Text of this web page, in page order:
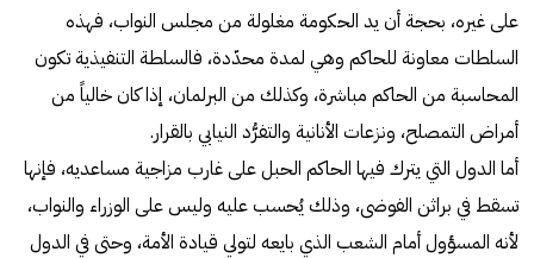
على غيره، بحجة أن يد الحكومة مغلولة من مجلس النواب، فهذه
السلطات معاونة للحاكم وهي لمدة محدّدة، فالسلطة التنفيذية تكون
المحاسبة من الحاكم مباشرة، وكذلك من البرلمان، إذا كان خالياً من
أمراض التمصلح، ونزعات الأنانية والتفرُّد النيابي بالقرار.
أما الدول التي يترك فيها الحاكم الحبل على غارب مزاجية مساعديه، فإنها
تسقط في براثن الفوضى، وذلك يُحسب عليه وليس على الوزراء والنواب،
لأنه المسؤول أمام الشعب الذي بايعه لتولي قيادة الأمة، وحتى في الدول